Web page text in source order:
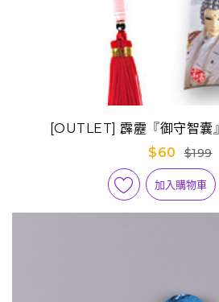
[OUTLET] 霹靂『御守智囊
$60
$199
加入購物車